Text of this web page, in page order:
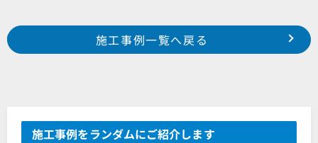
Prev
浜松市南区米津町 T様邸
浜松市南区倉松町 S様邸
施工事例一覧へ戻る
施工事例をランダムにご紹介します